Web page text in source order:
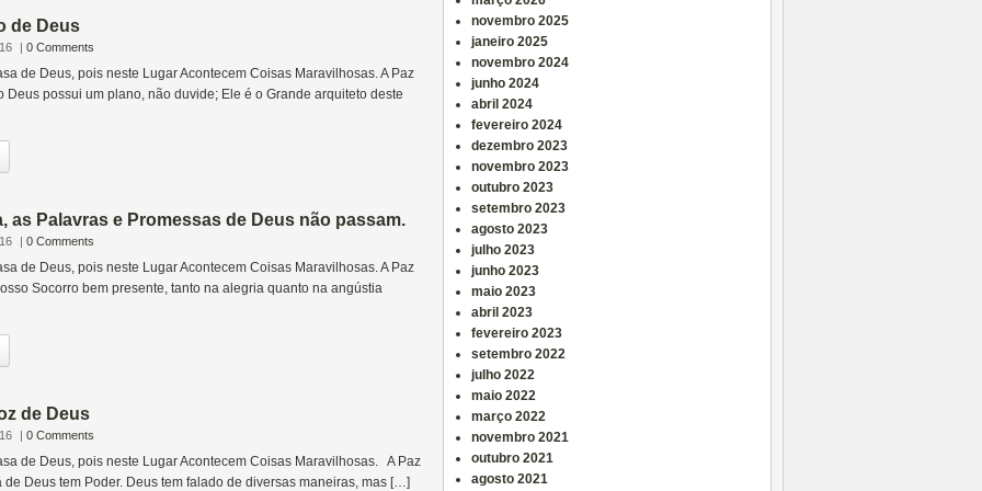
de Deus
| 0 Comments
de Deus, pois neste Lugar Acontecem Coisas Maravilhosas. A Paz
Deus possui um plano, não duvide; Ele é o Grande arquiteto deste
as Palavras e Promessas de Deus não passam.
| 0 Comments
de Deus, pois neste Lugar Acontecem Coisas Maravilhosas. A Paz
Socorro bem presente, tanto na alegria quanto na angústia
de Deus
| 0 Comments
de Deus, pois neste Lugar Acontecem Coisas Maravilhosas. A Paz
de Deus tem Poder. Deus tem falado de diversas maneiras, mas […]
novembro 2025
janeiro 2025
novembro 2024
junho 2024
abril 2024
fevereiro 2024
dezembro 2023
novembro 2023
outubro 2023
setembro 2023
agosto 2023
julho 2023
junho 2023
maio 2023
abril 2023
fevereiro 2023
setembro 2022
julho 2022
maio 2022
março 2022
novembro 2021
outubro 2021
agosto 2021